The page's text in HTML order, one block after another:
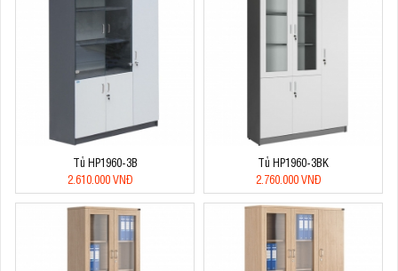
Tủ HP1960-3B
2.610.000 VNĐ
Tủ HP1960-3BK
2.760.000 VNĐ